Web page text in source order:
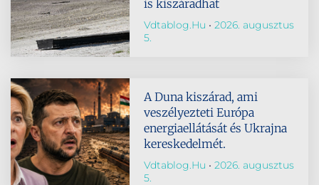
is kiszáradhat
Vdtablog.hu
2026. augusztus
5.
A Duna kiszárad, ami
veszélyezteti Európa
energiaellátását és Ukrajna
kereskedelmét.
Vdtablog.hu
2026. augusztus
5.